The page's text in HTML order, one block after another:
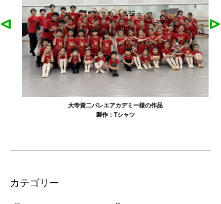
大寺資二バレエアカデミー様の作品
製作： Tシャツ
カテゴリー